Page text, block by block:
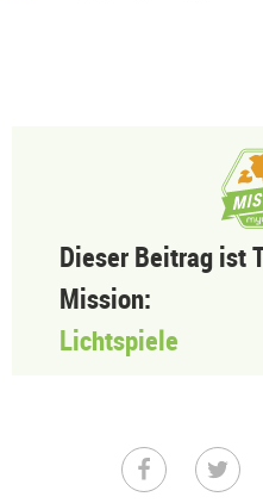
Dieser Beitrag ist
Mission:
Lichtspiele